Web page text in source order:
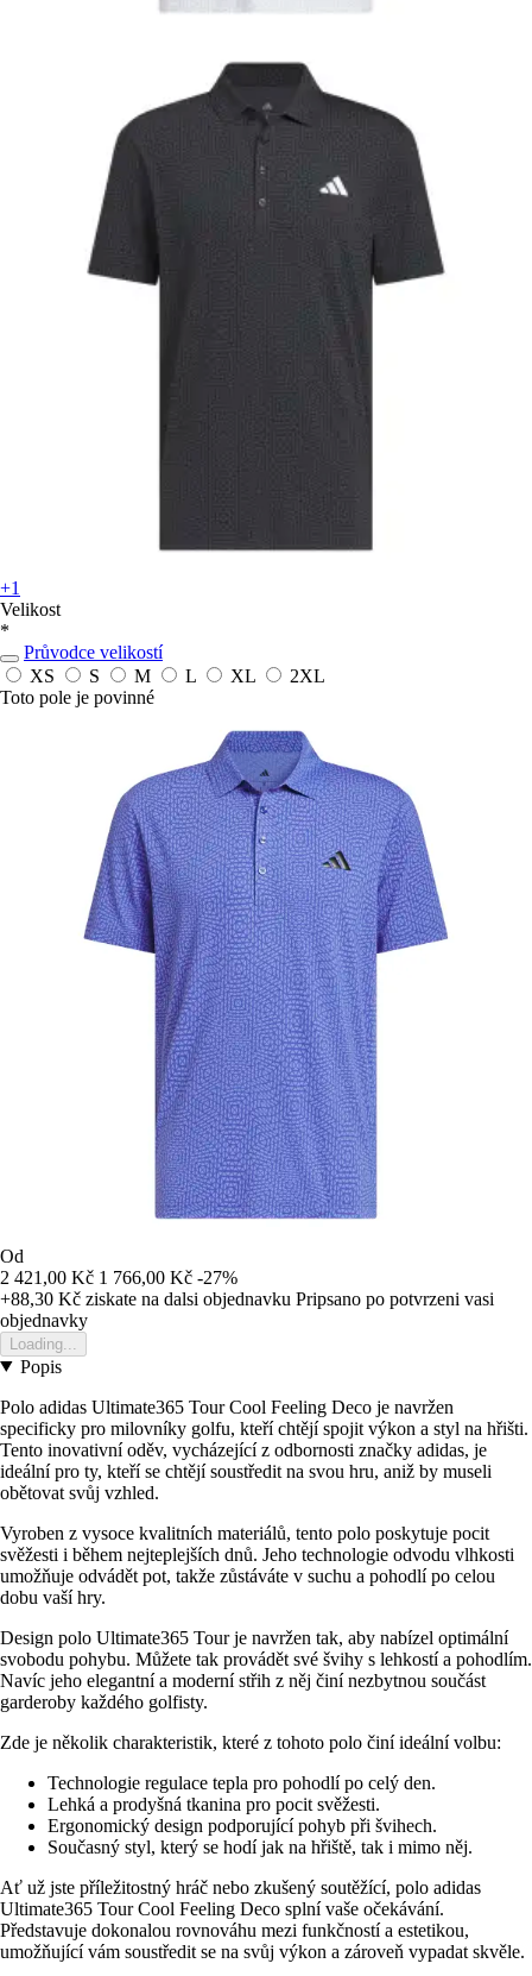
+1
Velikost
*
Průvodce velikostí
XS
S M L XL
2XL
Toto pole je povinné
Od
2 421,00 Kč 1 766,00 Kč -27%
+88,30 Kč ziskate na dalsi objednavku Pripsano po potvrzeni vasi
objednavky
Loading...
Popis
Polo adidas Ultimate365 Tour Cool Feeling Deco je navržen
specificky pro milovníky golfu, kteří chtějí spojit výkon a styl na hřišti.
Tento inovativní oděv, vycházející z odbornosti značky adidas, je
ideální pro ty, kteří se chtějí soustředit na svou hru, aniž by museli
obětovat svůj vzhled.
Vyroben z vysoce kvalitních materiálů, tento polo poskytuje pocit
svěžesti i během nejteplejších dnů. Jeho technologie odvodu vlhkosti
umožňuje odvádět pot, takže zůstáváte v suchu a pohodlí po celou
dobu vaší hry.
Design polo Ultimate365 Tour je navržen tak, aby nabízel optimální
svobodu pohybu. Můžete tak provádět své švihy s lehkostí a pohodlím.
Navíc jeho elegantní a moderní střih z něj činí nezbytnou součást
garderoby každého golfisty.
Zde je několik charakteristik, které z tohoto polo činí ideální volbu:
Technologie regulace tepla pro pohodlí po celý den.
Lehká a prodyšná tkanina pro pocit svěžesti.
Ergonomický design podporující pohyb při švihech.
Současný styl, který se hodí jak na hřiště, tak i mimo něj.
Ať už jste příležitostný hráč nebo zkušený soutěžící, polo adidas
Ultimate365 Tour Cool Feeling Deco splní vaše očekávání.
Představuje dokonalou rovnováhu mezi funkčností a estetikou,
umožňující vám soustředit se na svůj výkon a zároveň vypadat skvěle.